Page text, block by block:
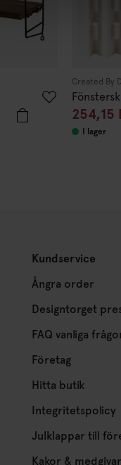
Created By
254,15
I lager
Kundservice
Ångra order
Designtorget
FAQ vanliga
Företag
Hitta butik
Integritetspolicy
Julklappar till
Kakor &